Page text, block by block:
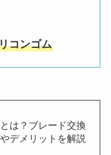
コンゴム
は？ブレード交換
デメリットを解説